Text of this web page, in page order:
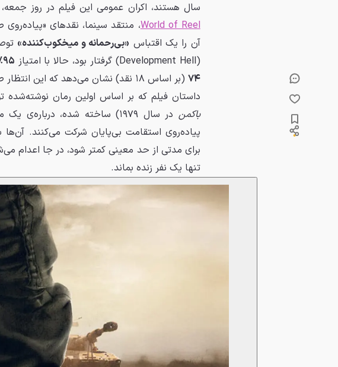
سال هستند، اکران عمومی این فیلم در روز
World of Reel، منتقد سینما، نقدهای «پیاده‌روی
آن را یک اقتباس «بی‌رحمانه و میخکوب‌کننده»
(Development Hell) گرفتار بود، حالا با امتیاز
۹۵٪ در راتن تومیتوز
۷۴ (بر اساس ۱۸ نقد) نشان می‌دهد که این انتظار طولانی، بی‌نتیجه نبوده است.
داستان فیلم که بر اساس اولین رمان
باکمن
پیاده‌روی استقامت بی‌پایان شرکت می‌کنند.
برای مدتی از حد معینی کمتر شود، در جا اعدام
تنها یک نفر زنده بماند.